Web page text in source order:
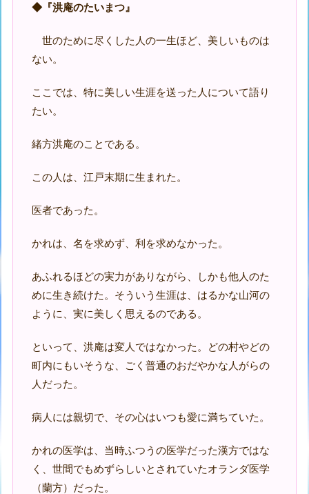
◆ 『洪庵のたいまつ』
世のために尽くした人の一生ほど、美しいものは
ない。
ここでは、特に美しい生涯を送った人について語り
たい。
緒方洪庵のことである。
この人は、江戸末期に生まれた。
医者であった。
かれは、名を求めず、利を求めなかった。
あふれるほどの実力がありながら、しかも他人のた
めに生き続けた。そういう生涯は、はるかな山河の
ように、実に美しく思えるのである。
といって、洪庵は変人ではなかった。どの村やどの
町内にもいそうな、ごく普通のおだやかな人がらの
人だった。
病人には親切で、その心はいつも愛に満ちていた。
かれの医学は、当時ふつうの医学だった漢方ではな
く、世間でもめずらしいとされていたオランダ医学
（蘭方）だった。